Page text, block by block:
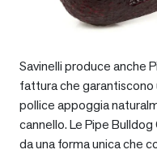
Savinelli produce anche
fattura che garantiscono
pollice appoggia
cannello. Le Pipe
da una forma unica che